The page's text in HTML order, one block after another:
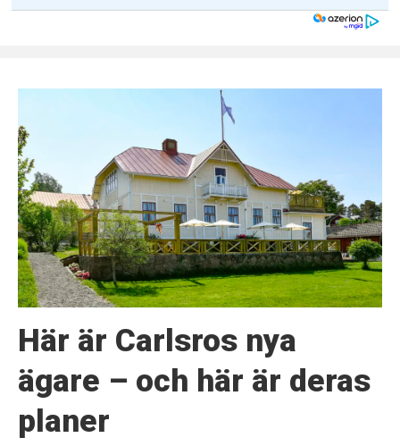
Här är Carlsros nya
ägare – och här är deras
planer